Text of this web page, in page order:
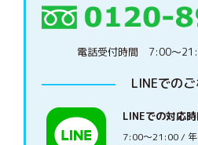
電話受付時間 7:00〜
LINEでの
LINEでの対応
7:00〜21:00 /